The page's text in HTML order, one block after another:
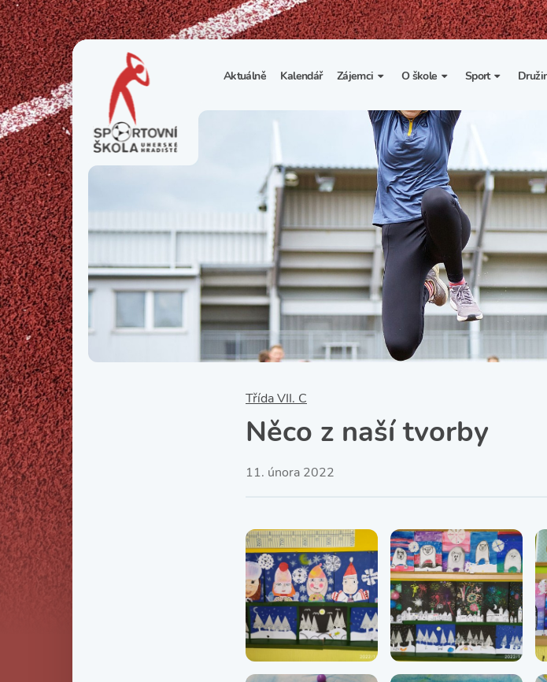
Aktuálně Kalendář Zájemci
1. třída
Sportovní třídy
Nesportovní třídy
O škole
Základní informace
Organizace školního roku
Výuka a učební plán
Zájmové kroužky
Školní poradenské
pracoviště
Školní psycholožka
Školská rada
SRPŠ – Spolek rodičů a
Sport
Spolupráce se
kluby
Školní
Tělesná
Třída VII. C
Něco z naší tvorby
11. února 2022